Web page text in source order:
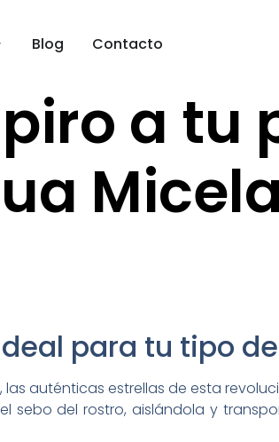
Blog Contacto
a tu
para tu tipo
, las auténticas estrellas de esta
sebo del rostro, aislándola y